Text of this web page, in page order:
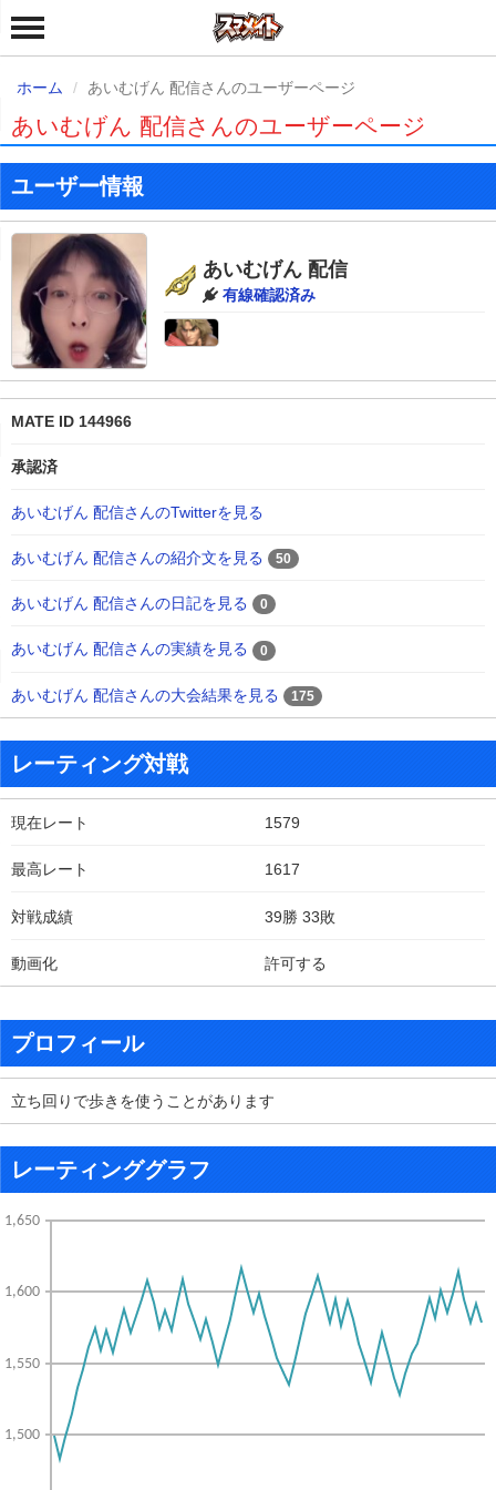
ホーム あいむげん 配信さんのユーザーページ
あいむげん 配信さんのユーザーページ
ユーザー情報
あいむげん 配信
有線確認済み
MATE ID 144966
承認済
あいむげん 配信さんのTwitterを見る
あいむげん 配信さんの紹介文を見る 50
あいむげん 配信さんの日記を見る 0
あいむげん 配信さんの実績を見る 0
あいむげん 配信さんの大会結果を見る 175
レーティング対戦
現在レート 1579
最高レート 1617
対戦成績 39勝 33敗
動画化 許可する
プロフィール
立ち回りで歩きを使うことがあります
レーティンググラフ